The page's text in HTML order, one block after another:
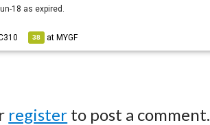
18 as expired.
38 at MYGF
register to post a comment.